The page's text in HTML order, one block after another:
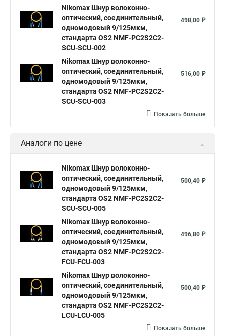
Nikomax Шнур волоконно-
оптический, соединительный,
одномодовый 9/125мкм,
стандарта OS2 NMF-PC2S2C2-
SCU-SCU-002
498,00 ₽
Nikomax Шнур волоконно-
оптический, соединительный,
одномодовый 9/125мкм,
стандарта OS2 NMF-PC2S2C2-
SCU-SCU-003
516,00 ₽
Показать больше
Аналоги по цене
Nikomax Шнур волоконно-
оптический, соединительный,
одномодовый 9/125мкм,
стандарта OS2 NMF-PC2S2C2-
SCU-SCU-005
500,40 ₽
Nikomax Шнур волоконно-
оптический, соединительный,
одномодовый 9/125мкм,
стандарта OS2 NMF-PC2S2C2-
FCU-FCU-003
496,80 ₽
Nikomax Шнур волоконно-
оптический, соединительный,
одномодовый 9/125мкм,
стандарта OS2 NMF-PC2S2C2-
LCU-LCU-005
500,40 ₽
Показать больше